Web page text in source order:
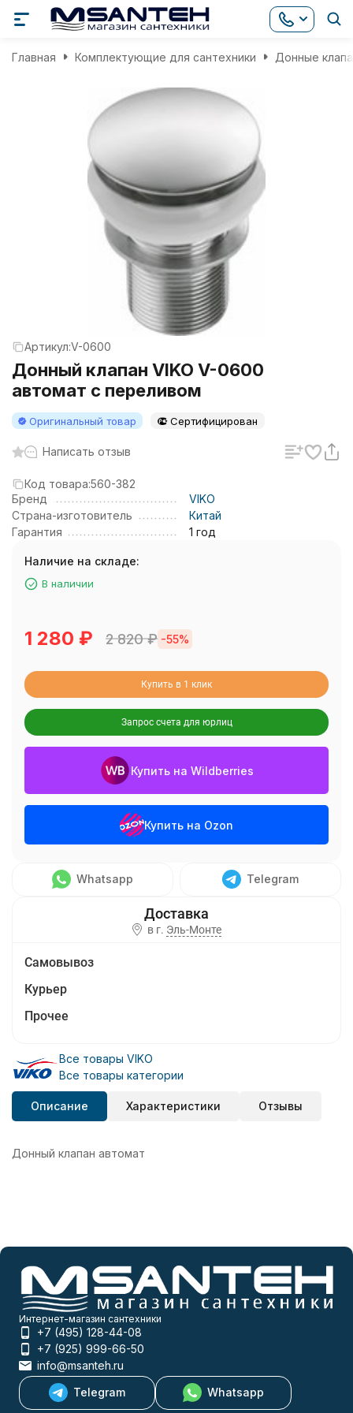
Главная Комплектующие для сантехники Донные
Артикул:V-0600
Донный клапан VIKO V-0600
автомат с переливом
Оригинальный товар Сертифицирован
Написать отзыв
Код товара:560-382
Бренд
VIKO
Страна-изготовитель
Китай
Гарантия
1 год
Наличие на складе:
В наличии
1 280 ₽ 2 820₽ -55%
Купить в 1 клик
Запрос счета для юрлиц
Купить на Wildberries
Купить на Ozon
Whatsapp Telegram
в г. Эль-Монте
Самовывоз
Курьер
Прочее
Все товары VIKO
Все товары категории
Описание Характеристики Отзывы
Донный клапан автомат
Интернет-магазин сантехники
+7 (495) 128-44-08
+7 (925) 999-66-50
info@msanteh.ru
Telegram
Whatsapp